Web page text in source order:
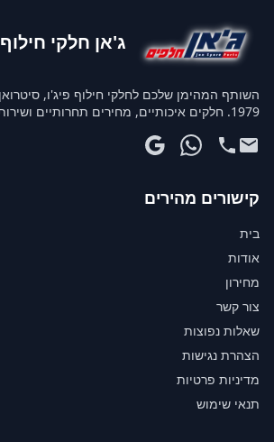
ג'אן חלקי חילוף
1979. חלקים איכותיים, מחירים תחרותיים ושירות יוצא דופן.
קישורים מהירים
בית
אודות
מחירון
צור קשר
שאלות נפוצות
הצהרת נגישות
מדיניות פרטיות
תנאי שימוש